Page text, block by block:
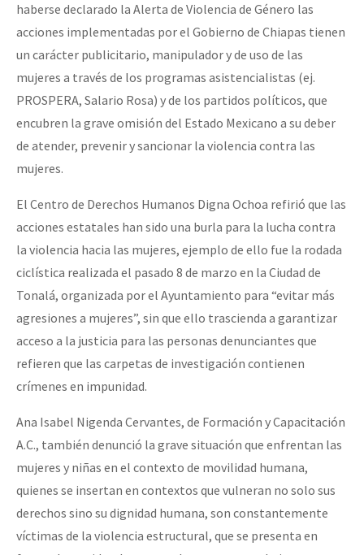
haberse declarado la Alerta de Violencia de Género las
acciones implementadas por el Gobierno de Chiapas tienen
un carácter publicitario, manipulador y de uso de las
mujeres a través de los programas asistencialistas (ej.
PROSPERA, Salario Rosa) y de los partidos políticos, que
encubren la grave omisión del Estado Mexicano a su deber
de atender, prevenir y sancionar la violencia contra las
mujeres.
El Centro de Derechos Humanos Digna Ochoa refirió que las
acciones estatales han sido una burla para la lucha contra
la violencia hacia las mujeres, ejemplo de ello fue la rodada
ciclística realizada el pasado 8 de marzo en la Ciudad de
Tonalá, organizada por el Ayuntamiento para “evitar más
agresiones a mujeres”, sin que ello trascienda a garantizar
acceso a la justicia para las personas denunciantes que
refieren que las carpetas de investigación contienen
crímenes en impunidad.
Ana Isabel Nigenda Cervantes, de Formación y Capacitación
A.C., también denunció la grave situación que enfrentan las
mujeres y niñas en el contexto de movilidad humana,
quienes se insertan en contextos que vulneran no solo sus
derechos sino su dignidad humana, son constantemente
víctimas de la violencia estructural, que se presenta en